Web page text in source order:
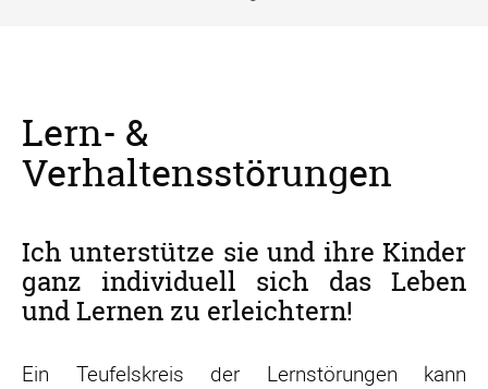
Lern- &
Verhaltensstörungen
Ich unterstütze sie und ihre Kinder
ganz individuell sich das Leben
und Lernen zu erleichtern!
Ein Teufelskreis der Lernstörungen kann